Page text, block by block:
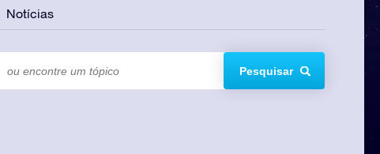
Notícias
Pesquisar